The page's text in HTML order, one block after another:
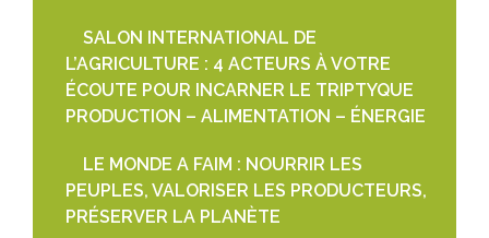
SALON INTERNATIONAL DE
L’AGRICULTURE : 4 ACTEURS À VOTRE
ÉCOUTE POUR INCARNER LE TRIPTYQUE
PRODUCTION – ALIMENTATION – ÉNERGIE
LE MONDE A FAIM : NOURRIR LES
PEUPLES, VALORISER LES PRODUCTEURS,
PRÉSERVER LA PLANÈTE